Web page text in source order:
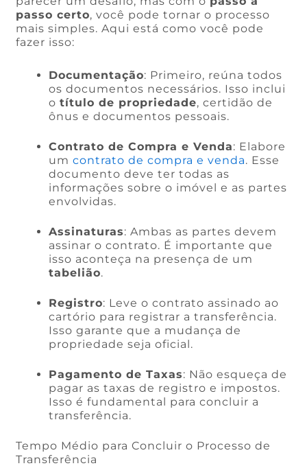
passo certo, você pode tornar o processo
mais simples. Aqui está como você pode
fazer isso:
Documentação: Primeiro, reúna todos
os documentos necessários. Isso inclui
otítulo de propriedade, certidão de
ônus e documentos pessoais.
Contrato de Compra e Venda: Elabore
umcontrato de compra e venda. Esse
documento deve ter todas as
informações sobre o imóvel e as partes
envolvidas.
Assinaturas: Ambas as partes devem
assinar o contrato. É importante que
isso aconteça na presença de um
tabelião.
Registro: Leve o contrato assinado ao
cartório para registrar a transferência.
Isso garante que a mudança de
propriedade seja oficial.
Pagamento de Taxas: Não esqueça de
pagar as taxas de registro e impostos.
Isso é fundamental para concluir a
transferência.
Tempo Médio para Concluir o Processo de
Transferência